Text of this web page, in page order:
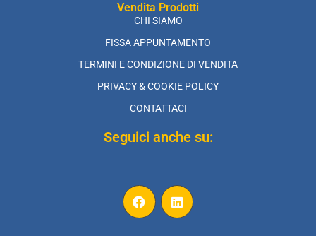
Vendita Prodotti
CHI SIAMO
FISSA APPUNTAMENTO
TERMINI E CONDIZIONE DI VENDITA
PRIVACY & COOKIE POLICY
CONTATTACI
Seguici anche su: